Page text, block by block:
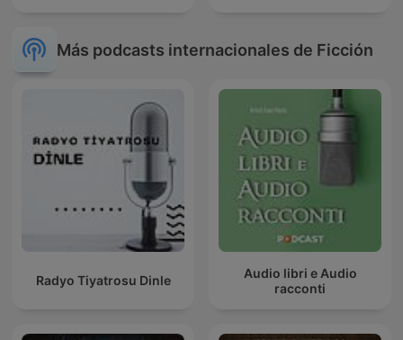
Más podcasts internacionales de Ficción
Radyo Tiyatrosu Dinle
Audio libri e Audio
racconti